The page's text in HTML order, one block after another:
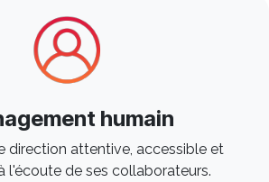
humain
direction attentive, accessible et
l'écoute de ses collaborateurs.